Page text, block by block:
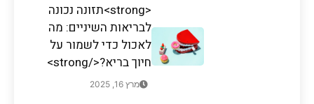
<strong>תזונה נכונה
לבריאות השיניים: מה
לאכול כדי לשמור על
חיוך בריא?</strong>
מרץ 16, 2025